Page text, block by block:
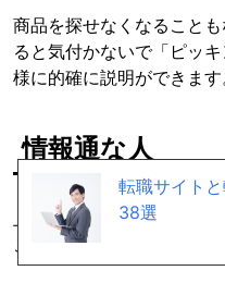
商品を探せなくなること
ると気付かないで「ピッ
様に的確に説明ができます
情報通な人
上記の新しい情報を仕入
ことにアンテナを張ってい
転職サイト
38選